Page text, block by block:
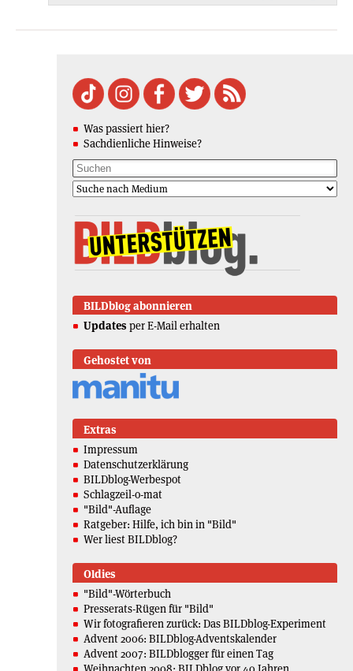
Was passiert hier?
Sachdienliche Hinweise?
BILDblog abonnieren
Updates per E-Mail erhalten
Gehostet von
Extras
Impressum
Datenschutzerklärung
BILDblog-Werbespot
Schlagzeil-o-mat
"Bild"-Auflage
Ratgeber: Hilfe, ich bin in "Bild"
Wer liest BILDblog?
Oldies
"Bild"-Wörterbuch
Presserats-Rügen für "Bild"
Wir fotografieren zurück: Das BILDblog-Experiment
Advent 2006: BILDblog-Adventskalender
Advent 2007: BILDblogger für einen Tag